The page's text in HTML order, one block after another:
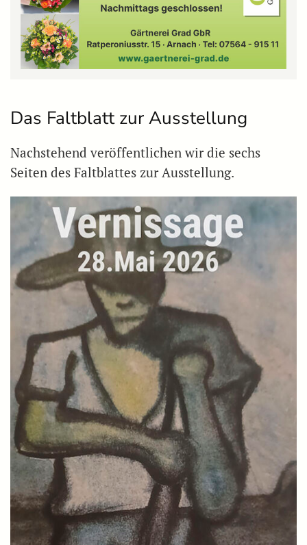
Das Faltblatt zur Ausstellung
Nachstehend veröffentlichen wir die sechs
Seiten des Faltblattes zur Ausstellung.